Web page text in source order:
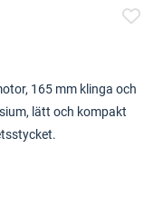
165 mm klinga och
lätt och kompakt